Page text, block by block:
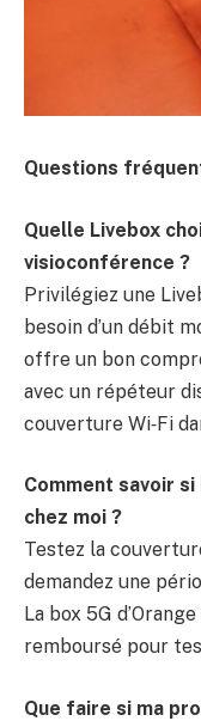
Questions
Quelle Livebox
visioconférence ?
Privilégiez une
besoin d’un débit
offre un bon
avec un répéteur
couverture Wi‑Fi
Comment savoir
chez moi ?
Testez la
demandez une
La box 5G
remboursé pour
Que faire si ma